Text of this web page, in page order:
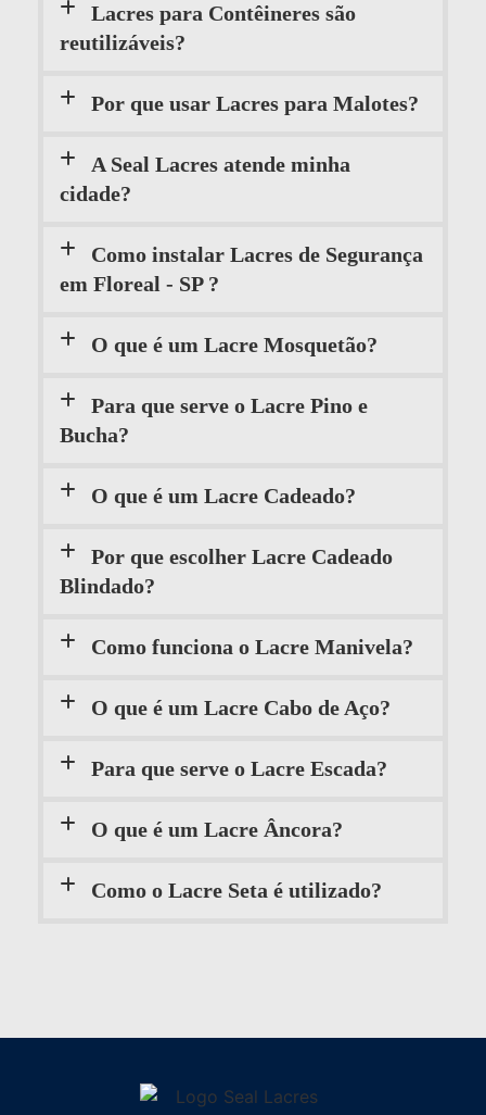
Lacres para Contêineres são
reutilizáveis?
Por que usar Lacres para Malotes?
A Seal Lacres atende minha
cidade?
Como instalar Lacres de Segurança
em Floreal - SP ?
O que é um Lacre Mosquetão?
Para que serve o Lacre Pino e
Bucha?
O que é um Lacre Cadeado?
Por que escolher Lacre Cadeado
Blindado?
Como funciona o Lacre Manivela?
O que é um Lacre Cabo de Aço?
Para que serve o Lacre Escada?
O que é um Lacre Âncora?
Como o Lacre Seta é utilizado?